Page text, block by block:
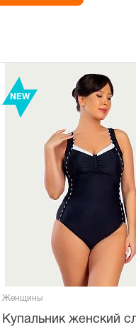
NEW
Женщины
Купальник женский